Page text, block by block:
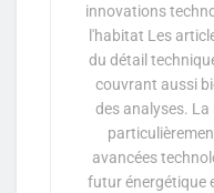
innovations
l'habitat Les
du détail
couvrant aussi
des analyses.
avancées
futur énergétique